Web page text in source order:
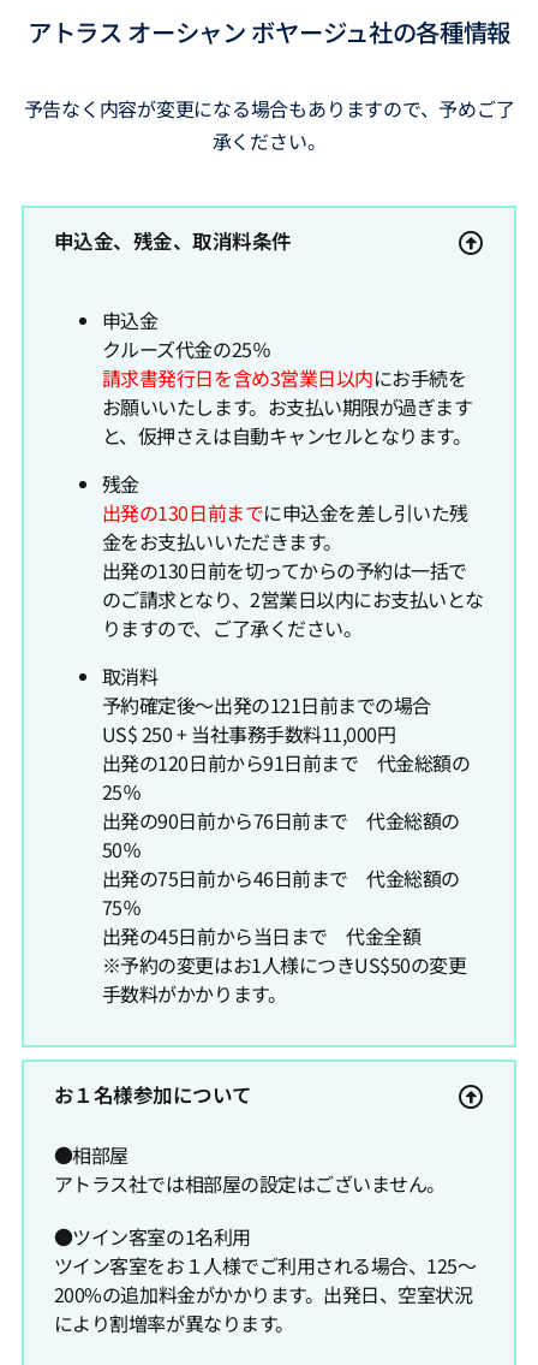
アトラス オーシャン ボヤージュ社の各種情報
予告なく内容が変更になる場合もありますので、予めご了
承ください。
申込金、残金、取消料条件
申込金
クルーズ代金の25％
請求書発行日を含め3営業日以内にお手続を
お願いいたします。お支払い期限が過ぎます
と、仮押さえは自動キャンセルとなります。
残金
出発の130日前までに申込金を差し引いた残
金をお支払いいただきます。
出発の130日前を切ってからの予約は一括で
のご請求となり、2営業日以内にお支払いとな
りますので、ご了承ください。
取消料
予約確定後～出発の121日前までの場合
US$ 250 + 当社事務手数料11,000円
出発の120日前から91日前まで 代金総額の
25％
出発の90日前から76日前まで 代金総額の
50％
出発の75日前から46日前まで 代金総額の
75％
出発の45日前から当日まで 代金全額
※予約の変更はお1人様につきUS$50の変更
手数料がかかります。
お１名様参加について
●相部屋
アトラス社では相部屋の設定はございません。
●ツイン客室の1名利用
ツイン客室をお１人様でご利用される場合、125～
200%の追加料金がかかります。出発日、空室状況
により割増率が異なります。